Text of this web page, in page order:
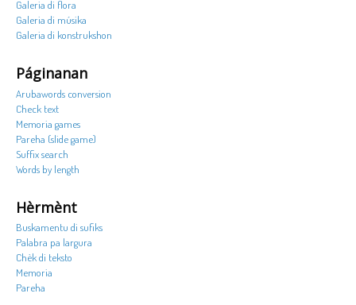
Galeria di flora
Galeria di músika
Galeria di konstrukshon
Páginanan
Arubawords conversion
Check text
Memoria games
Pareha (slide game)
Suffix search
Words by length
Hèrmènt
Buskamentu di sufiks
Palabra pa largura
Chèk di teksto
Memoria
Pareha